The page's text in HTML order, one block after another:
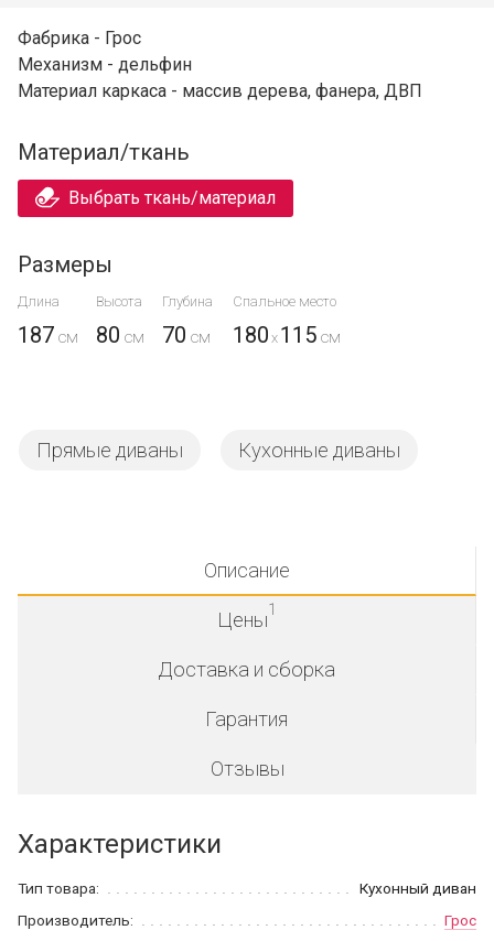
Фабрика - Грос
Механизм - дельфин
Материал каркаса - массив дерева, фанера, ДВП
Материал/ткань
Выбрать ткань/материал
Размеры
Длина Высота Глубина Спальное место
187 80 70 180 x 115
Прямые диваны Кухонные диваны
Описание
Цены1
Доставка и сборка
Гарантия
Отзывы
Характеристики
Тип товара:
Кухонный диван
Производитель:
Грос